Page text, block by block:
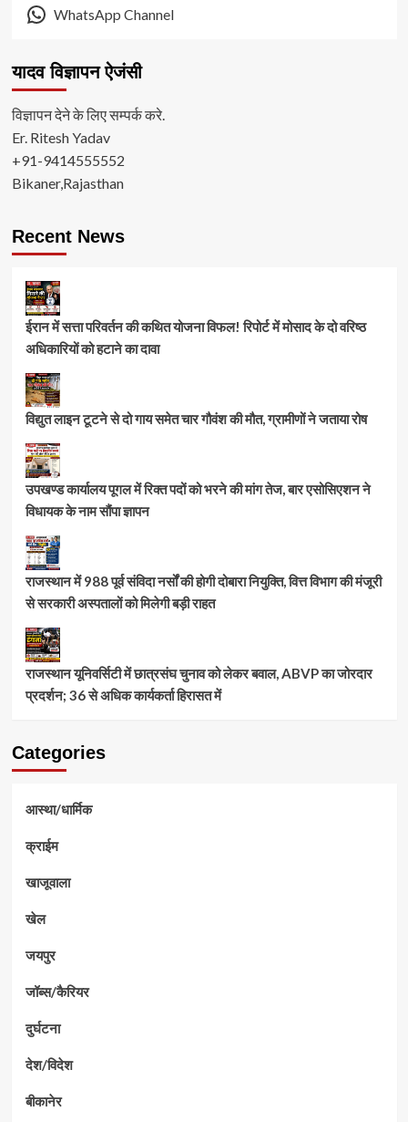
WhatsApp Channel
यादव विज्ञापन ऐजंसी
विज्ञापन देने के लिए सम्पर्क करे.
Er. Ritesh Yadav
+91-9414555552
Bikaner,Rajasthan
Recent News
ईरान में सत्ता परिवर्तन की कथित योजना विफल! रिपोर्ट में मोसाद के दो वरिष्ठ
अधिकारियों को हटाने का दावा
विद्युत लाइन टूटने से दो गाय समेत चार गौवंश की मौत, ग्रामीणों ने जताया रोष
उपखण्ड कार्यालय पूगल में रिक्त पदों को भरने की मांग तेज, बार एसोसिएशन ने
विधायक के नाम सौंपा ज्ञापन
राजस्थान में 988 पूर्व संविदा नर्सों की होगी दोबारा नियुक्ति, वित्त विभाग की मंजूरी
से सरकारी अस्पतालों को मिलेगी बड़ी राहत
राजस्थान यूनिवर्सिटी में छात्रसंघ चुनाव को लेकर बवाल, ABVP का जोरदार
प्रदर्शन; 36 से अधिक कार्यकर्ता हिरासत में
Categories
आस्था/धार्मिक
क्राईम
खाजूवाला
खेल
जयपुर
जॉब्स/कैरियर
दुर्घटना
देश/विदेश
बीकानेर